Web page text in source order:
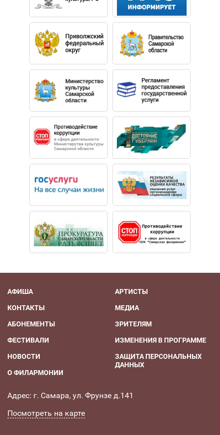
АФИША
КОНТАКТЫ
АБОНЕМЕНТЫ
ФЕСТИВАЛИ
НОВОСТИ
О ФИЛАРМОНИИ
АРТИСТЫ
МЕДИА
ЗРИТЕЛЯМ
ИЗМЕНЕНИЯ В ПРОГРАММЕ
ЗАЩИТА ПЕРСОНАЛЬНЫХ
ДАННЫХ
Адрес: г. Самара, ул. Фрунзе д.141
Посмотреть на карте